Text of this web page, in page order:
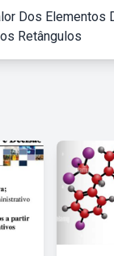
Dos Elementos
Retângulos